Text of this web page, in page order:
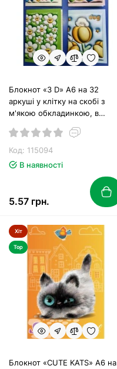
Блокнот «3 D» А6 на 32
аркуші у клітку на скобі з
м'якою обкладинкою, в
Код: 115094
В наявності
5.57 грн.
Хіт
Top
Блокнот «CUTE KATS» А6 на